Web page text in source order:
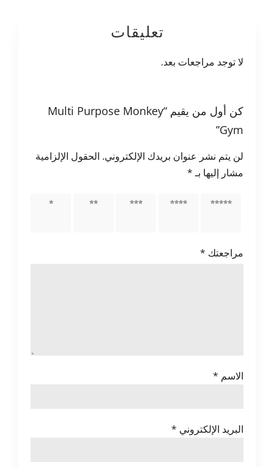
تعليقات
لا توجد مراجعات بعد.
كن أول من يقيم “Multi Purpose Monkey
Gym”
لن يتم نشر عنوان بريدك الإلكتروني. الحقول الإلزامية
مشار إليها بـ*
1 من 2 من 3 من 4 من 5 من
مراجعتك *
الاسم *
البريد الإلكتروني *